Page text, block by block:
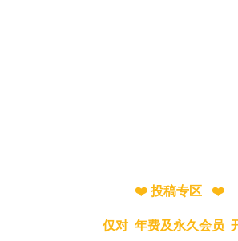
❤️ 投稿专区 ❤️
仅对 年费及永久会员